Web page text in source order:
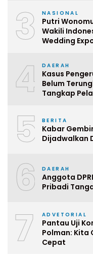
3 NASIONAL
Putri
Wakili
Wedding
4 DAERAH
Kasus
Belum
Tangkap
5 BERITA
Kabar
Dijadwalkan
6 DAERAH
Anggota
Pribadi
7 ADVETORIAL
Pantau Uji
Polman: Kita
Cepat